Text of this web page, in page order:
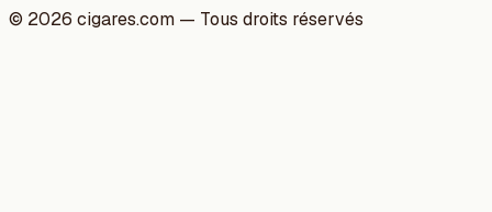
© 2026 cigares.com — Tous droits réservés